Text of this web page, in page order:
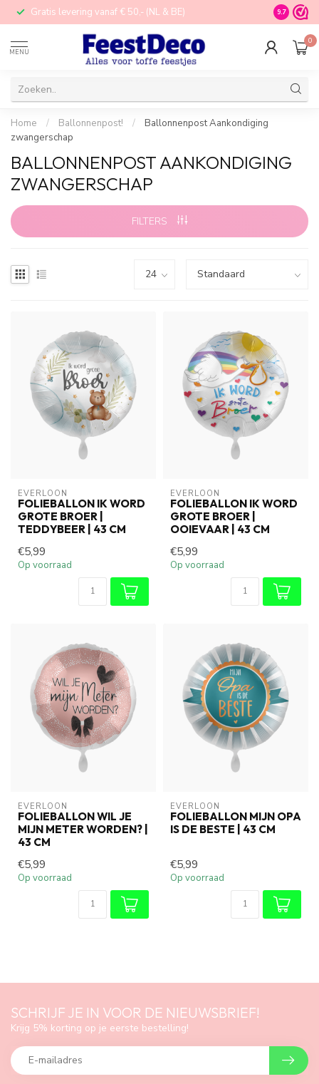
Gratis levering vanaf € 50,- (NL & BE) STORE in
9.7
MENU
0
Home / Ballonnenpost! /
Ballonnenpost Aankondiging
zwangerschap
BALLONNENPOST AANKONDIGING
ZWANGERSCHAP
FILTERS
EVERLOON
FOLIEBALLON IK WORD
GROTE BROER |
TEDDYBEER | 43 CM
€5,99
Op voorraad
EVERLOON
FOLIEBALLON IK WORD
GROTE BROER |
OOIEVAAR | 43 CM
€5,99
Op voorraad
EVERLOON
FOLIEBALLON WIL JE
MIJN METER WORDEN? |
43 CM
€5,99
Op voorraad
EVERLOON
FOLIEBALLON MIJN OPA
IS DE BESTE | 43 CM
€5,99
Op voorraad
SCHRIJF JE IN VOOR DE NIEUWSBRIEF!
Krijg 5% korting op je eerste bestelling!